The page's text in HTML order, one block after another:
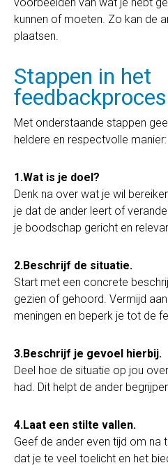
kunnen of moeten. Zo kan de
plaatsen.
Stappen in het
feedbackproces
Met onderstaande stappen
heldere en respectvolle manier:
1.Wat is je doel?
Denk na over wat je wil
je dat de ander leert of
je boodschap gericht en
2.Beschrijf de situatie.
Start met een concrete
gezien of gehoord. Vermijd
meningen en beperk je tot de
3.Beschrijf je gevoel hierbij.
Deel hoe de situatie op jou
had. Dit helpt de ander
4.Laat een stilte vallen.
Geef de ander even tijd om na
dat je te veel toelicht en het